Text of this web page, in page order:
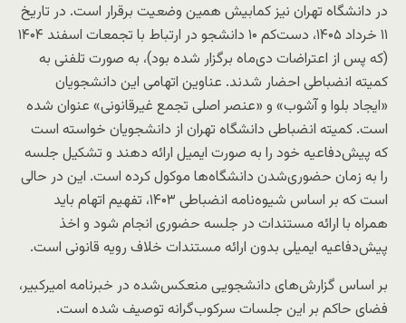
در دانشگاه تهران نیز کمابیش همین وضعیت برقرار است. در تاریخ
۱۱ خرداد ۱۴۰۵، دست‌کم ۱۰ دانشجو در ارتباط با تجمعات اسفند ۱۴۰۴
(که پس از اعتراضات دی‌ماه برگزار شده بود)، به صورت تلفنی به
کمیته انضباطی احضار شدند. عناوین اتهامی این دانشجویان
«ایجاد بلوا و آشوب» و «عنصر اصلی تجمع غیرقانونی» عنوان شده
است. کمیته انضباطی دانشگاه تهران از دانشجویان خواسته است
که پیش‌دفاعیه خود را به صورت ایمیل ارائه دهند و تشکیل جلسه
را به زمان حضوری‌شدن دانشگاه‌ها موکول کرده است. این در حالی
است که بر اساس شیوه‌نامه انضباطی ۱۴۰۳، تفهیم اتهام باید
همراه با ارائه مستندات در جلسه حضوری انجام شود و اخذ
پیش‌دفاعیه ایمیلی بدون ارائه مستندات خلاف رویه قانونی است.
بر اساس گزارش‌های دانشجویی منعکس‌شده در خبرنامه امیرکبیر،
فضای حاکم بر این جلسات سرکوب‌گرانه توصیف شده است.